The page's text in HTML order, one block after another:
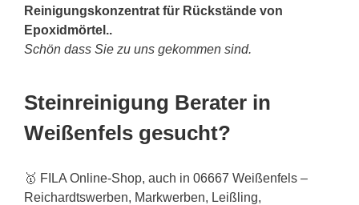
Reinigungskonzentrat für Rückstände von
Epoxidmörtel..
Schön dass Sie zu uns gekommen sind.
Steinreinigung Berater in
Weißenfels gesucht?
🥇 FILA Online-Shop, auch in 06667 Weißenfels –
Reichardtswerben, Markwerben, Leißling,